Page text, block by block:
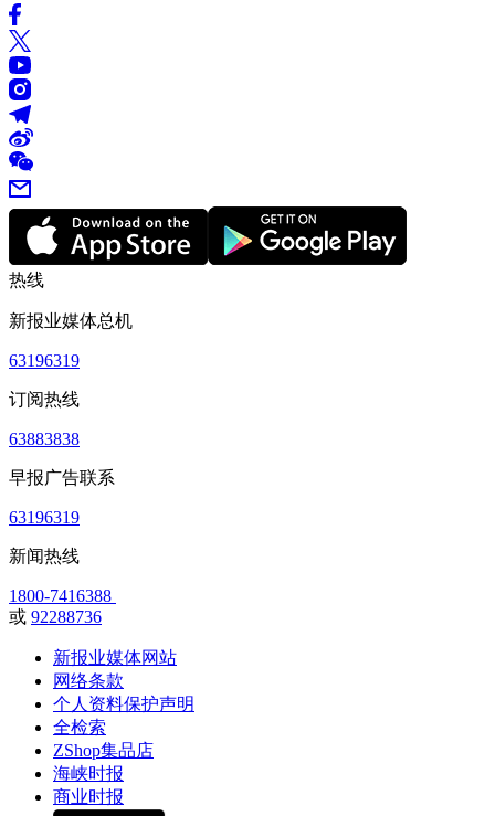
热线
新报业媒体总机
63196319
订阅热线
63883838
早报广告联系
63196319
新闻热线
1800-7416388
或 92288736
新报业媒体网站
网络条款
个人资料保护声明
全检索
ZShop集品店
海峡时报
商业时报